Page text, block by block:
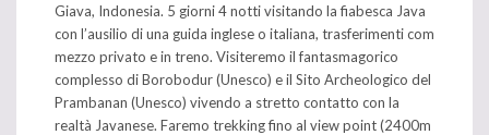
Giava, Indonesia. 5 giorni 4 notti visitando la fiabesca Java
con l’ausilio di una guida inglese o italiana, trasferimenti com
mezzo privato e in treno. Visiteremo il fantasmagorico
complesso di Borobodur (Unesco) e il Sito Archeologico del
Prambanan (Unesco) vivendo a stretto contatto con la
realtà Javanese. Faremo trekking fino al view point (2400m